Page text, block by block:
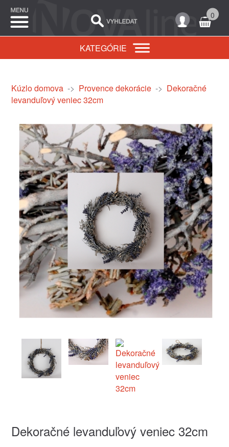
0
KATEGÓRIE
Kúzlo domova-> Provence dekorácie-> Dekoračné
levanduľový veniec 32cm
Dekoračné levanduľový veniec 32cm